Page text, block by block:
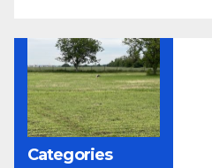
Categories